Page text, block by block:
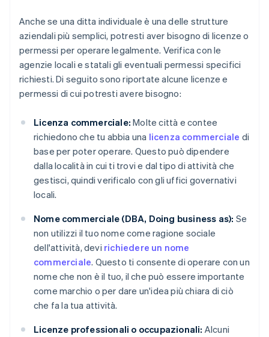
Anche se una ditta individuale è una delle strutture
aziendali più semplici, potresti aver bisogno di licenze o
permessi per operare legalmente. Verifica con le
agenzie locali e statali gli eventuali permessi specifici
richiesti. Di seguito sono riportate alcune licenze e
permessi di cui potresti avere bisogno:
Licenza commerciale: Molte città e contee
richiedono che tu abbia una licenza commerciale di
base per poter operare. Questo può dipendere
dalla località in cui ti trovi e dal tipo di attività che
gestisci, quindi verificalo con gli uffici governativi
locali.
Nome commerciale (DBA, Doing business as): Se
non utilizzi il tuo nome come ragione sociale
dell'attività, devi richiedere un nome
commerciale. Questo ti consente di operare con un
nome che non è il tuo, il che può essere importante
come marchio o per dare un'idea più chiara di ciò
che fa la tua attività.
Licenze professionali o occupazionali: Alcuni